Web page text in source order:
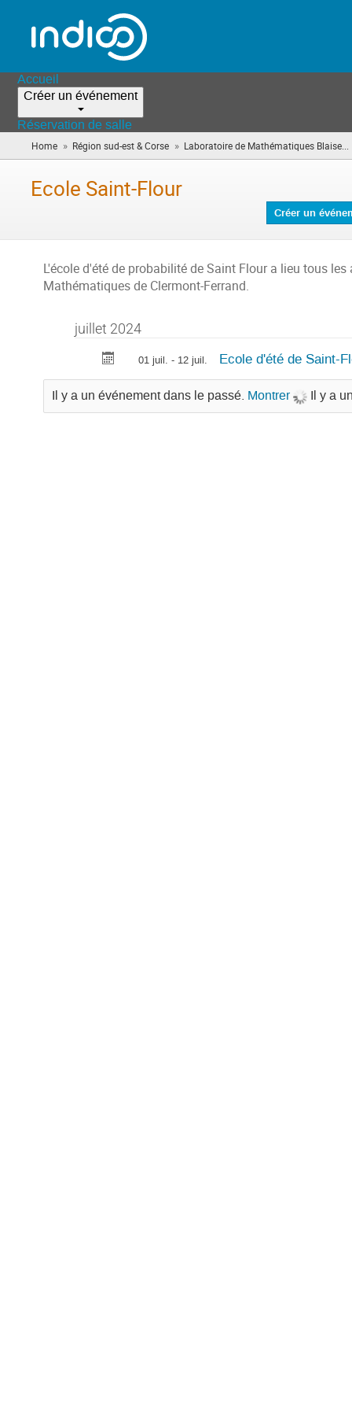
Accueil
Créer un événement
Réservation de salle
Home » Région sud-est & Corse » Laboratoire de Mathématiques Blaise...
Ecole Saint-Flour
Créer un
L'école d'été de probabilité de Saint Flour a lieu tous
Mathématiques de Clermont-Ferrand.
juillet 2024
01 juil. - 12 juil. Ecole d'été de Saint-
Il y a un événement dans le passé. Montrer Il y a